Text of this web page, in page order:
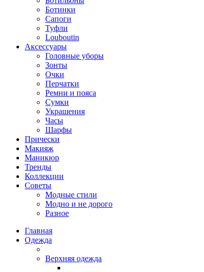
Ботинки
Сапоги
Туфли
Louboutin
Аксессуары
Головные уборы
Зонты
Очки
Перчатки
Ремни и пояса
Сумки
Украшения
Часы
Шарфы
Прически
Макияж
Маникюр
Тренды
Коллекции
Советы
Модные стили
Модно и не дорого
Разное
Главная
Одежда
Верхняя одежда